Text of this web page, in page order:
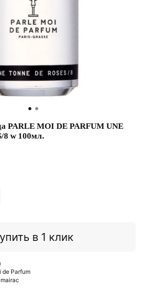
PARLE MOI DE PARFUM UNE
8 w 100мл.
в 1 клик
de Parfum